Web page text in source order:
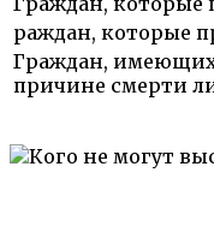
раждан, которые
Граждан,
причине смерти